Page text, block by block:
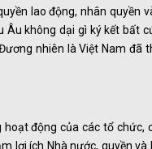
lao động, nhân quyền
không dại gì ký kết bất
nhiên là Việt Nam đã
động của các tổ chức,
lợi ích Nhà nước, quyền